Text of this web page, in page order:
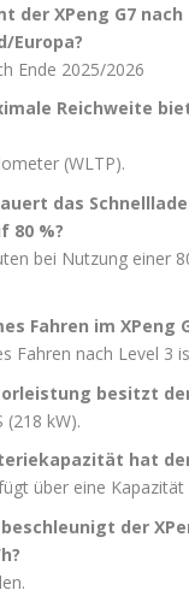
der XPeng G7 nach
Europa?
Ende 2025/2026
Reichweite
(WLTP).
das
80 %?
bei Nutzung einer
Fahren im XPeng
Fahren nach Level 3
besitzt der
(218 kW).
hat der
über eine Kapazität
der